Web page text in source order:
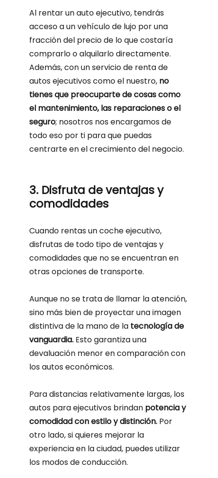
Al rentar un auto ejecutivo, tendrás
acceso a un vehículo de lujo por una
fracción del precio de lo que costaría
comprarlo o alquilarlo directamente.
Además, con un servicio de renta de
autos ejecutivos como el nuestro, no
tienes que preocuparte de cosas como
el mantenimiento, las reparaciones o el
seguro; nosotros nos encargamos de
todo eso por ti para que puedas
centrarte en el crecimiento del negocio.
3. Disfruta de ventajas y
comodidades
Cuando rentas un coche ejecutivo,
disfrutas de todo tipo de ventajas y
comodidades que no se encuentran en
otras opciones de transporte.
Aunque no se trata de llamar la atención,
sino más bien de proyectar una imagen
distintiva de la mano de latecnología de
vanguardia.Esto garantiza una
devaluación menor en comparación con
los autos económicos.
Para distancias relativamente largas, los
autos para ejecutivos brindan potencia y
comodidad con estilo y distinción. Por
otro lado, si quieres mejorar la
experiencia en la ciudad, puedes utilizar
los modos de conducción.